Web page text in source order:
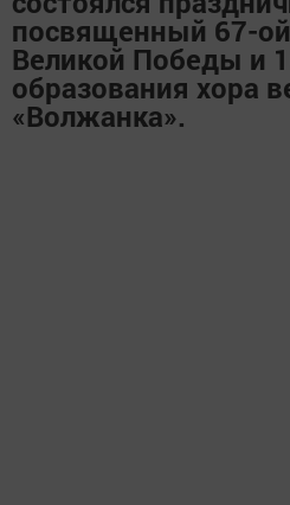
посвященный 67-
Великой Победы и
образования хора
«Волжанка».